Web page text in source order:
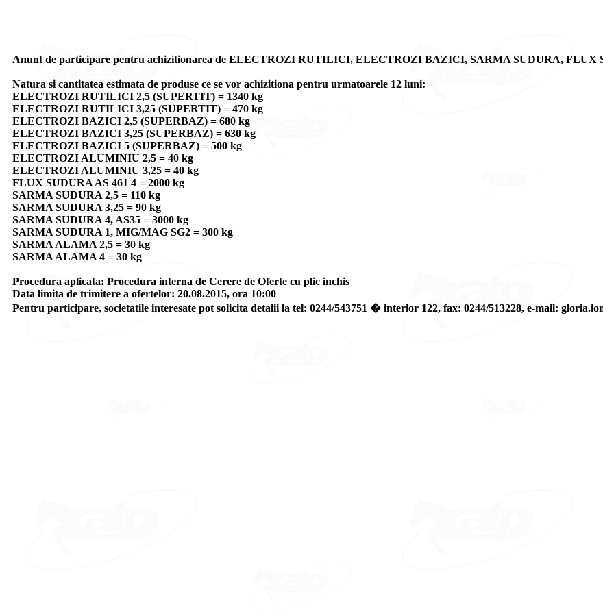
Anunt de participare pentru achizitionarea de ELECTROZI RUTILICI, ELECTROZI BAZICI, SARMA SUDURA, FLUX
Natura si cantitatea estimata de produse ce se vor achizitiona pentru urmatoarele 12 luni:
ELECTROZI RUTILICI 2,5 (SUPERTIT) = 1340 kg
ELECTROZI RUTILICI 3,25 (SUPERTIT) = 470 kg
ELECTROZI BAZICI 2,5 (SUPERBAZ) = 680 kg
ELECTROZI BAZICI 3,25 (SUPERBAZ) = 630 kg
ELECTROZI BAZICI 5 (SUPERBAZ) = 500 kg
ELECTROZI ALUMINIU 2,5 = 40 kg
ELECTROZI ALUMINIU 3,25 = 40 kg
FLUX SUDURA AS 461 4 = 2000 kg
SARMA SUDURA 2,5 = 110 kg
SARMA SUDURA 3,25 = 90 kg
SARMA SUDURA 4, AS35 = 3000 kg
SARMA SUDURA 1, MIG/MAG SG2 = 300 kg
SARMA ALAMA 2,5 = 30 kg
SARMA ALAMA 4 = 30 kg
Procedura aplicata: Procedura interna de Cerere de Oferte cu plic inchis
Data limita de trimitere a ofertelor: 20.08.2015, ora 10:00
Pentru participare, societatile interesate pot solicita detalii la tel: 0244/543751 � interior 122, fax: 0244/513228, e-mail: